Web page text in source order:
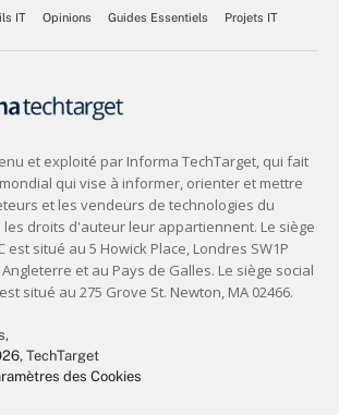
IT Opinions Guides Essentiels Projets IT
, TechTarget
des Cookies